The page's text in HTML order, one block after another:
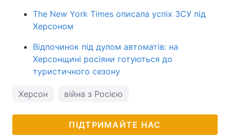
The New York Times описала успіх ЗСУ під
Херсоном
Відпочинок під дулом автоматів: на
Херсонщині росіяни готуються до
туристичного сезону
Херсон війна з Росією
ПІДТРИМАЙТЕ НАС